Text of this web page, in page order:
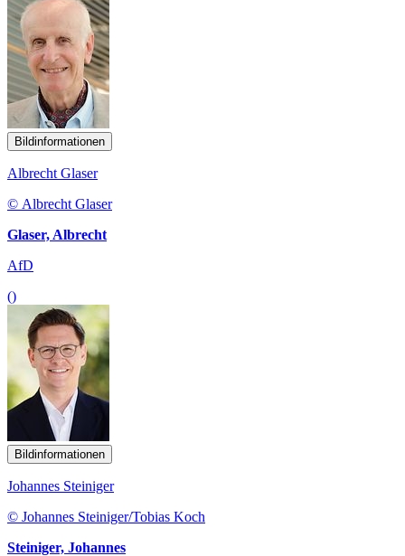
Bildinformationen
Albrecht Glaser
© Albrecht Glaser
Glaser, Albrecht
AfD
()
Bildinformationen
Johannes Steiniger
© Johannes Steiniger/Tobias Koch
Steiniger, Johannes